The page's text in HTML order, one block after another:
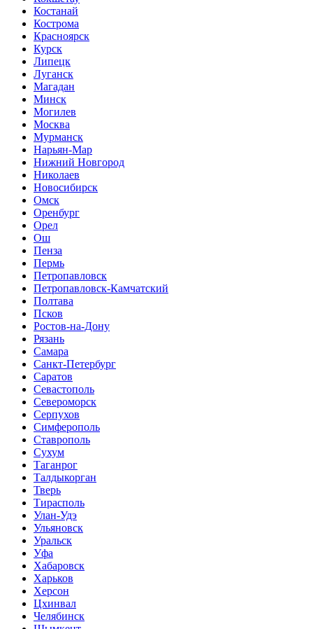
Костанай
Кострома
Красноярск
Курск
Липецк
Луганск
Магадан
Минск
Могилев
Москва
Мурманск
Нарьян-Мар
Нижний Новгород
Николаев
Новосибирск
Омск
Оренбург
Орел
Ош
Пенза
Пермь
Петропавловск
Петропавловск-Камчатский
Полтава
Псков
Ростов-на-Дону
Рязань
Самара
Санкт-Петербург
Саратов
Севастополь
Североморск
Серпухов
Симферополь
Ставрополь
Сухум
Таганрог
Tалдыкорган
Тверь
Тирасполь
Улан-Удэ
Ульяновск
Уральск
Уфа
Хабаровск
Харьков
Херсон
Цхинвал
Челябинск